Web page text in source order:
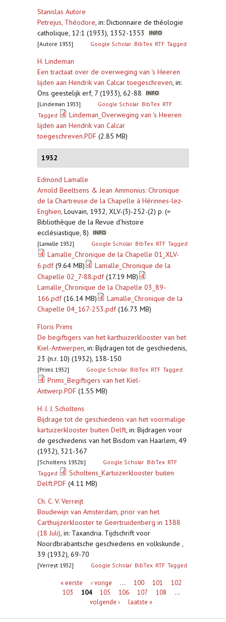
Stanislas Autore
Petrejus, Théodore, in: Dictionnaire de théologie
catholique, 12:1 (1933), 1352-1353
[Autore 1933] Google Scholar BibTex RTF Tagged
H. Lindeman
Een tractaat over de overweging van 's Heeren
lijden aan Hendrik van Calcar toegeschreven, in:
Ons geestelijk erf, 7 (1933), 62-88
[Lindeman 1933] Google Scholar BibTex RTF
Tagged
Lindeman_Overweging van 's Heeren
lijden aan Hendrik van Calcar
toegeschreven.PDF (2.85 MB)
1932
Edmond Lamalle
Arnold Beeltsens & Jean Ammonius: Chronique
de la Chartreuse de la Chapelle à Hérinnes-lez-
Enghien, Louvain, 1932, XLV-(3)-252-(2) p. (=
Bibliothèque de la Revue d'histoire
ecclésiastique, 8)
[Lamalle 1932] Google Scholar BibTex RTF Tagged
Lamalle_Chronique de la Chapelle 01_XLV-
6.pdf(9.64 MB)
Lamalle_Chronique de la
Chapelle 02_7-88.pdf(17.19 MB)
Lamalle_Chronique de la Chapelle 03_89-
166.pdf(16.14 MB)
Lamalle_Chronique de la
Chapelle 04_167-253.pdf(16.73 MB)
Floris Prims
De begiftigers van het karthuizerklooster van het
Kiel-Antwerpen, in: Bijdragen tot de geschiedenis,
23 (n.r. 10) (1932), 138-150
[Prims 1932] Google Scholar BibTex RTF Tagged
Prims_Begiftigers van het Kiel-
Antwerp.PDF (1.55 MB)
H. J. J. Scholtens
Bijdrage tot de geschiedenis van het voormalige
kartuizerklooster buiten Delft, in: Bijdragen voor
de geschiedenis van het Bisdom van Haarlem, 49
(1932), 321-367
[Scholtens 1932b] Google Scholar BibTex RTF
Tagged
Scholtens_Kartuizerklooster buiten
Delft.PDF (4.11 MB)
Ch. C. V. Verreijt
Boudewijn van Amsterdam, prior van het
Carthuijzerklooster te Geertruidenberg in 1388
(18 Juli), in: Taxandria. Tijdschrift voor
Noordbrabantsche geschiedenis en volkskunde ,
39 (1932), 69-70
[Verreyt 1932] Google Scholar BibTex RTF Tagged
Pagina's« eerste ‹ vorige … 100 101
102
103
104 105 106 107 108
…
volgende ›
laatste »